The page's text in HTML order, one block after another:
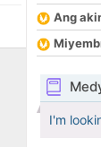
Ang
I'm